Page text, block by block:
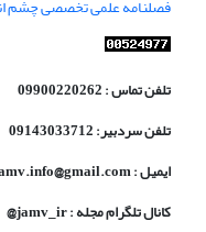
فصلنامه علمی تخصصی چشم
تلفن تماس : 09900220262
تلفن سردبیر: 09143033712
ایمیل : jamv.info@gmail.com
کانال تلگرام مجله : jamv_ir@